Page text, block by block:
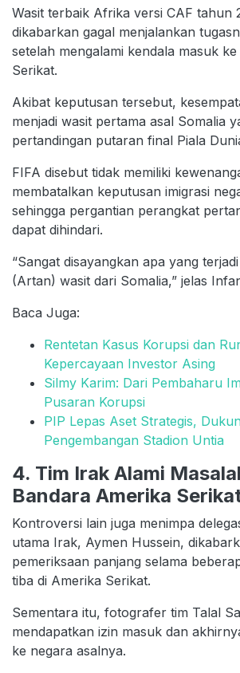
Wasit terbaik Afrika versi CAF tahun
dikabarkan gagal menjalankan
setelah mengalami kendala masuk
Serikat.
Akibat keputusan tersebut,
menjadi wasit pertama asal Somalia
pertandingan putaran final Piala
FIFA disebut tidak memiliki
membatalkan keputusan imigrasi
sehingga pergantian perangkat
dapat dihindari.
“Sangat disayangkan apa yang
(Artan) wasit dari Somalia,” jelas
Baca Juga:
Rentetan Kasus Korupsi dan
Kepercayaan Investor Asing
Silmy Karim: Dari Pembaharu
Pusaran Korupsi
PIP Lepas Aset Strategis,
Pengembangan Stadion Untia
4. Tim Irak Alami
Bandara Amerika
Kontroversi lain juga menimpa
utama Irak, Aymen Hussein,
pemeriksaan panjang selama
tiba di Amerika Serikat.
Sementara itu, fotografer tim Talal
mendapatkan izin masuk dan
ke negara asalnya.